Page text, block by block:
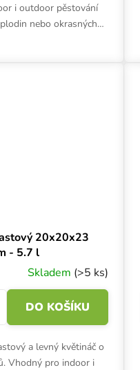
i outdoor pěstování
nebo okrasných
20x20x23
- 5.7 l
Skladem (>5 ks)
DO KOŠÍKU
a levný květináč o
Vhodný pro indoor i